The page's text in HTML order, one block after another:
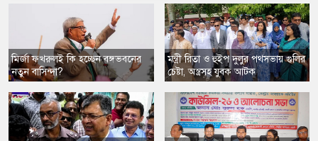
মির্জা ফখরুলই কি হচ্ছেন বঙ্গভবনের
নতুন বাসিন্দা?
​মন্ত্রী রিতা ও হুইপ দুলুর পথসভায় গুলির
চেষ্টা, অস্ত্রসহ যুবক আটক